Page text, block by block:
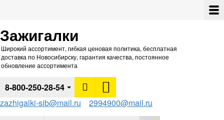
Зажигалки
Широкий ассортимент, гибкая ценовая политика, бесплатная
доставка по Новосибирску, гарантия качества, постоянное
обновление ассортимента
8-800-250-28-54
zazhigalki-sib@mail.ru
2994900@mail.ru